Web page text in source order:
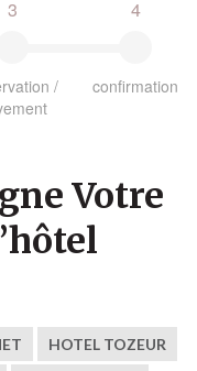
3
/
4
confirmation
Votre
HOTEL TOZEUR